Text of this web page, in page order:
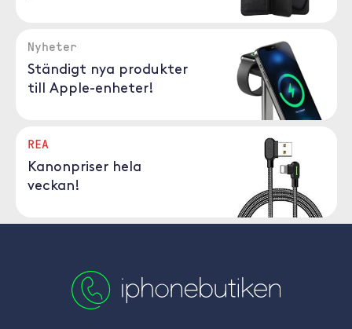
Nyheter
Ständigt nya produkter
till Apple-enheter!
REA
Kanonpriser hela
veckan!